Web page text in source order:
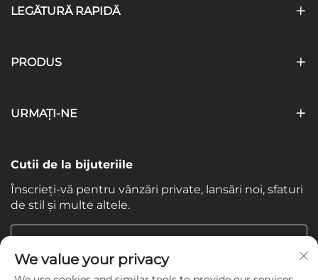
LEGĂTURĂ RAPIDĂ
PRODUS
URMAȚI-NE
Cutii de la bijuteriile
Înscrieți-vă pentru vânzări private, lansări noi, sfaturi
de stil și multe altele.
Adresa ta de email
We value your privacy